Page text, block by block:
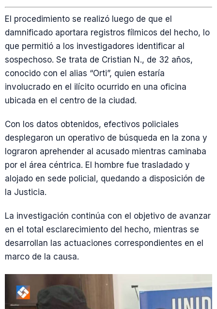
El procedimiento se realizó luego de que el
damnificado aportara registros fílmicos del hecho, lo
que permitió a los investigadores identificar al
sospechoso. Se trata de Cristian N., de 32 años,
conocido con el alias “Orti”, quien estaría
involucrado en el ilícito ocurrido en una oficina
ubicada en el centro de la ciudad.
Con los datos obtenidos, efectivos policiales
desplegaron un operativo de búsqueda en la zona y
lograron aprehender al acusado mientras caminaba
por el área céntrica. El hombre fue trasladado y
alojado en sede policial, quedando a disposición de
la Justicia.
La investigación continúa con el objetivo de avanzar
en el total esclarecimiento del hecho, mientras se
desarrollan las actuaciones correspondientes en el
marco de la causa.